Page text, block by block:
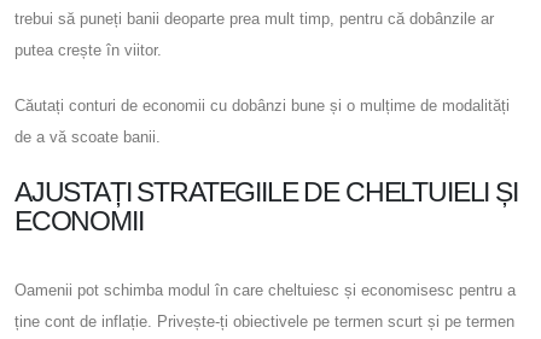
trebui să puneți banii deoparte prea mult timp, pentru că dobânzile ar
putea crește în viitor.
Căutați conturi de economii cu dobânzi bune și o mulțime de modalități
de a vă scoate banii.
AJUSTAȚI STRATEGIILE DE CHELTUIELI ȘI
ECONOMII
Oamenii pot schimba modul în care cheltuiesc și economisesc pentru a
ține cont de inflație. Privește-ți obiectivele pe termen scurt și pe termen